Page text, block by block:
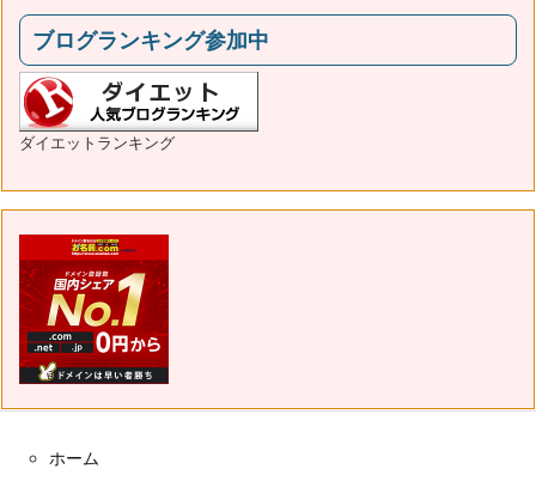
ブログランキング参加中
ダイエットランキング
ホーム